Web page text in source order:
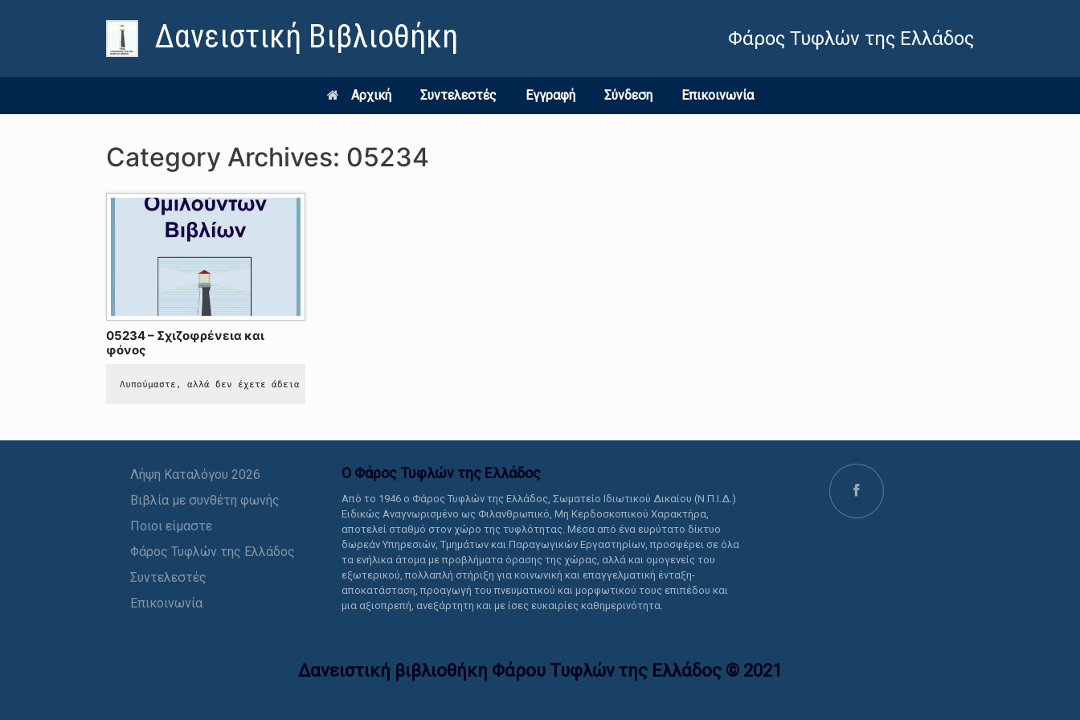
Δανειστική Βιβλιοθήκη Φάρος Τυφλών της Ελλάδος
Αρχική Συντελεστές Εγγραφή Σύνδεση Επικοινωνία
Category Archives: 05234
05234 – Σχιζοφρένεια και
φόνος
Λυπούμαστε, αλλά δεν έχετε άδεια να δείτε αυτό το περιεχόμενο.
Λήψη Καταλόγου 2026
Βιβλία με συνθέτη φωνής
Ποιοι είμαστε
Φάρος Τυφλών της Ελλάδος
Συντελεστές
Επικοινωνία
Ο Φάρος Τυφλών της Ελλάδoς
Από το 1946 ο Φάρος Τυφλών της Ελλάδος, Σωματείο Ιδιωτικού Δικαίου (Ν.Π.Ι.Δ.)
Ειδικώς Αναγνωρισμένο ως Φιλανθρωπικό, Μη Κερδοσκοπικού Χαρακτήρα,
αποτελεί σταθμό στον χώρο της τυφλότητας. Μέσα από ένα ευρύτατο δίκτυο
δωρεάν Υπηρεσιών, Τμημάτων και Παραγωγικών Εργαστηρίων, προσφέρει σε όλα
τα ενήλικα άτομα με προβλήματα όρασης της χώρας, αλλά και ομογενείς του
εξωτερικού, πολλαπλή στήριξη για κοινωνική και επαγγελματική ένταξη-
αποκατάσταση, προαγωγή του πνευματικού και μορφωτικού τους επιπέδου και
μια αξιοπρεπή, ανεξάρτητη και με ίσες ευκαιρίες καθημερινότητα.
Δανειστική βιβλιοθήκη Φάρου Τυφλών της Ελλάδoς © 2021